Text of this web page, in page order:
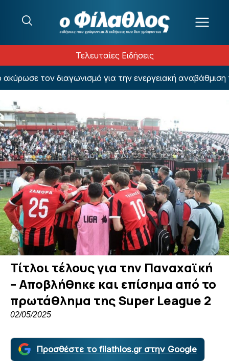
Τελευταίες Ειδήσεις
τον διαγωνισμό για την ενεργειακή αναβάθμιση
Τίτλοι τέλους για την Παναχαϊκή
– Αποβλήθηκε και επίσημα από το
πρωτάθλημα της Super League 2
02/05/2025
Προσθέστε το filathlos.gr στην Google